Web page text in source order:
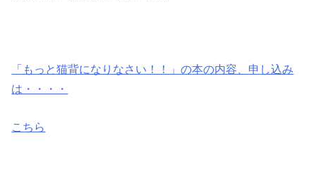
「もっと猫背になりなさい！！」の本の内容、申し込み
は・・・・
こちら